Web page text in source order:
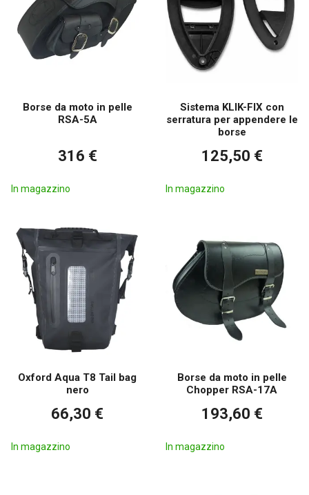
Borse da moto in pelle
RSA-5A
316 €
In magazzino
Sistema KLIK-FIX con
serratura per appendere le
borse
125,50 €
In magazzino
Oxford Aqua T8 Tail bag
nero
66,30 €
In magazzino
Borse da moto in pelle
Chopper RSA-17A
193,60 €
In magazzino